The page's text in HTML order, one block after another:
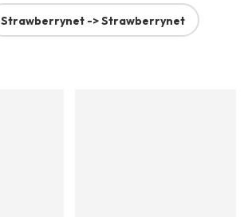
Strawberrynet -> Strawberrynet